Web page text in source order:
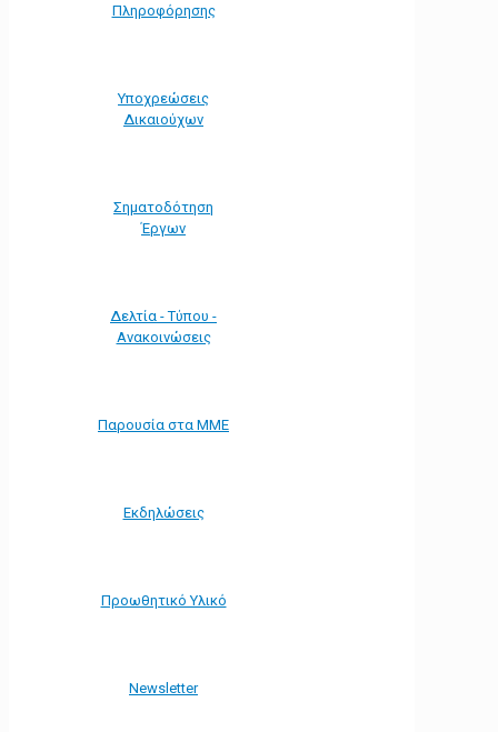
Πληροφόρησης
Υποχρεώσεις
Δικαιούχων
Σηματοδότηση
Έργων
Δελτία - Τύπου -
Ανακοινώσεις
Παρουσία στα ΜΜΕ
Εκδηλώσεις
Προωθητικό Υλικό
Νewsletter